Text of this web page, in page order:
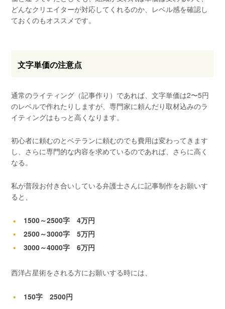
どんなクリエイターが対応してくれるのか、レベル感を確認し
ておくのもオススメです。
文字単価の注意点
通常のライティング（記事作り）であれば、文字単価は2〜5円
のレベルで作れたりしますが、専門家に頼んだり取材込みのラ
イティングはもっと高くなります。
初心者に頼むのとベテランに頼むのでも費用は変わってきます
し、さらに専門的な内容を求めているのであれば、さらに高く
なる。
私が普段お付き合いしている弁護士さんに記事制作をお願いす
ると、
1500～2500字 4万円
2500～3000字 5万円
3000～4000字 6万円
西洋占星術をされる方にお願いする時には、
150字 2500円